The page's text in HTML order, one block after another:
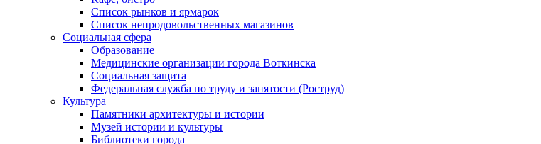
Cписок рынков и ярмарок
Список непродовольственных магазинов
Социальная сфера
Образование
Медицинские организации города Воткинска
Социальная защита
Федеральная служба по труду и занятости (Роструд)
Культура
Памятники архитектуры и истории
Музей истории и культуры
Библиотеки города